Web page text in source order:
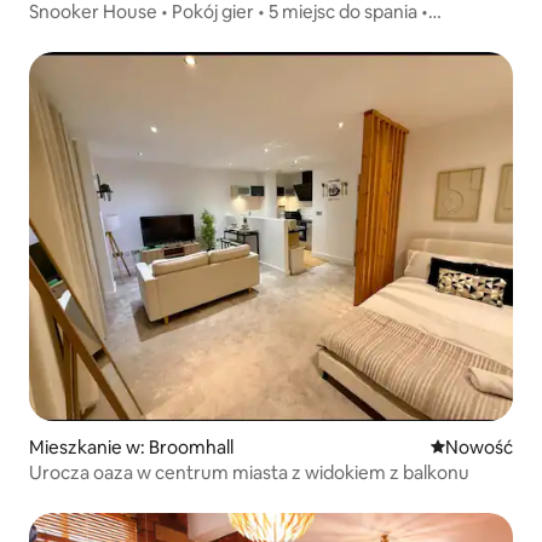
Snooker House • Pokój gier • 5 miejsc do spania •
Mieszkanie w: Broomhall Nowe
Nowość
Urocza oaza w centrum miasta z widokiem z balkonu